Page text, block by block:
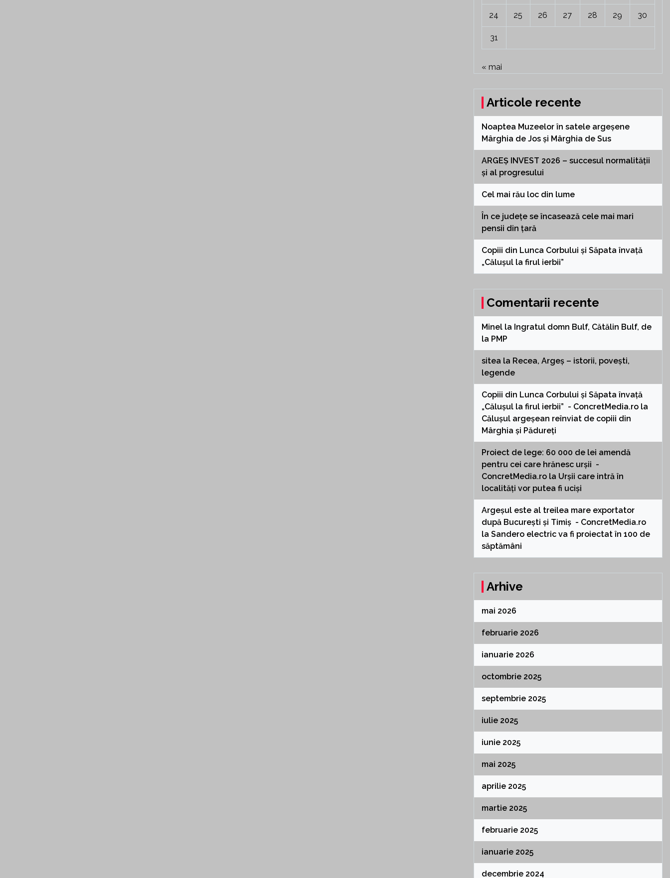
24 25 26 27 28 29 30
31
« mai
Articole recente
Noaptea Muzeelor în satele argeșene
Mârghia de Jos și Mârghia de Sus
ARGEȘ INVEST 2026 – succesul normalității
și al progresului
Cel mai rău loc din lume
În ce județe se încasează cele mai mari
pensii din țară
Copiii din Lunca Corbului și Săpata învață
„Călușul la firul ierbii”
Comentarii recente
Minella Ingratul domn Bulf, Cătălin Bulf, de
la PMP
sitea la Recea, Argeș – istorii, povești,
legende
Copiii din Lunca Corbului și Săpata învață
„Călușul la firul ierbii” - ConcretMedia.rola
Călușul argeșean reînviat de copiii din
Mârghia și Pădureți
Proiect de lege: 60 000 de lei amendă
pentru cei care hrănesc urșii -
ConcretMedia.rola Urșii care intră în
localități vor putea fi uciși
Argeșul este al treilea mare exportator
după București și Timiș - ConcretMedia.ro
la Sandero electric va fi proiectat în 100 de
săptămâni
Arhive
mai 2026
februarie 2026
ianuarie 2026
octombrie 2025
septembrie 2025
iulie 2025
iunie 2025
mai 2025
aprilie 2025
martie 2025
februarie 2025
ianuarie 2025
decembrie 2024